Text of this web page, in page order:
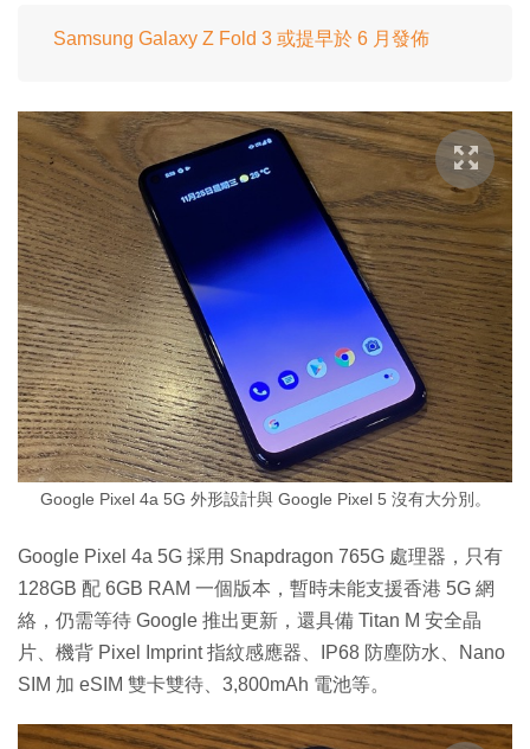
Samsung Galaxy Z Fold 3 或提早於 6 月發佈
Google Pixel 4a 5G 外形設計與 Google Pixel 5 沒有大分別。
Google Pixel 4a 5G 採用 Snapdragon 765G 處理器，只有
128GB 配 6GB RAM 一個版本，暫時未能支援香港 5G 網
絡，仍需等待 Google 推出更新，還具備 Titan M 安全晶
片、機背 Pixel Imprint 指紋感應器、IP68 防塵防水、Nano
SIM 加 eSIM 雙卡雙待、3,800mAh 電池等。